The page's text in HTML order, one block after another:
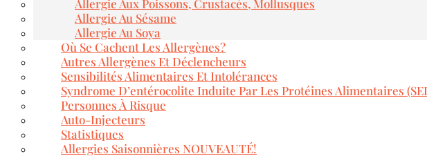
Allergie Aux Poissons, Crustacés, Mollusques
Allergie Au Sésame
Allergie Au Soya
Où Se Cachent Les Allergènes?
Autres Allergènes Et Déclencheurs
Sensibilités Alimentaires Et Intolérances
Syndrome D’entérocolite Induite Par Les Protéines Alimentaires
Personnes À Risque
Auto-Injecteurs
Statistiques
Allergies Saisonnières NOUVEAUTÉ!